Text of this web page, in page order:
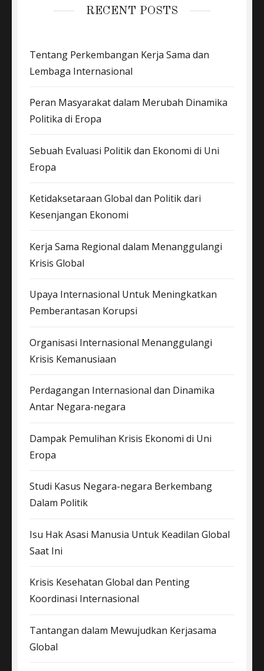
RECENT POSTS
Tentang Perkembangan Kerja Sama dan
Lembaga Internasional
Peran Masyarakat dalam Merubah Dinamika
Politika di Eropa
Sebuah Evaluasi Politik dan Ekonomi di Uni
Eropa
Ketidaksetaraan Global dan Politik dari
Kesenjangan Ekonomi
Kerja Sama Regional dalam Menanggulangi
Krisis Global
Upaya Internasional Untuk Meningkatkan
Pemberantasan Korupsi
Organisasi Internasional Menanggulangi
Krisis Kemanusiaan
Perdagangan Internasional dan Dinamika
Antar Negara-negara
Dampak Pemulihan Krisis Ekonomi di Uni
Eropa
Studi Kasus Negara-negara Berkembang
Dalam Politik
Isu Hak Asasi Manusia Untuk Keadilan Global
Saat Ini
Krisis Kesehatan Global dan Penting
Koordinasi Internasional
Tantangan dalam Mewujudkan Kerjasama
Global